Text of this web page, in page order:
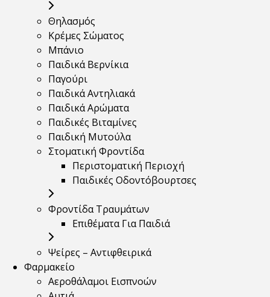
Θηλασμός
Κρέμες Σώματος
Μπάνιο
Παιδικά Βερνίκια
Παγούρι
Παιδικά Αντηλιακά
Παιδικά Αρώματα
Παιδικές Βιταμίνες
Παιδική Μυτούλα
Στοματική Φροντίδα
Περιστοματική Περιοχή
Παιδικές Οδοντόβουρτσες
Φροντίδα Τραυμάτων
Επιθέματα Για Παιδιά
Ψείρες – Αντιφθειρικά
Φαρμακείο
Αεροθάλαμοι Εισπνοών